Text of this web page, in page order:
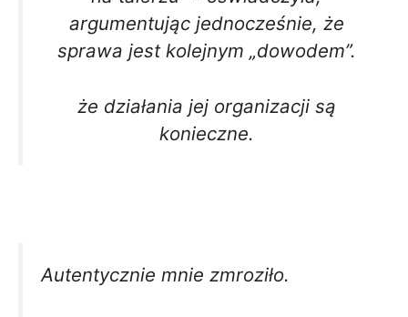
argumentując jednocześnie, że
sprawa jest kolejnym „dowodem”.
że działania jej organizacji są
konieczne.
Autentycznie mnie zmroziło.